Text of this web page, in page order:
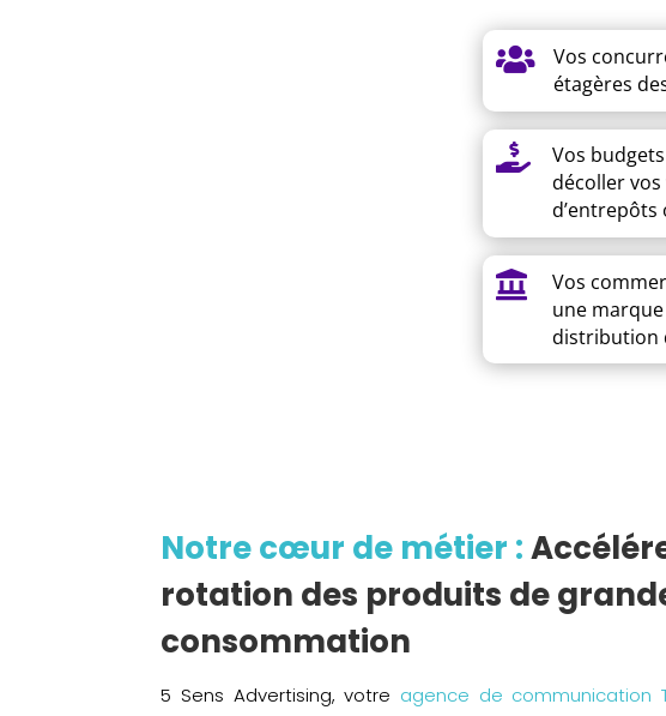

Vos
étagères

Vos
décoller
d’entrepôts

Vos
une
distribution
Notre cœur de métier :
rotation des produits de
consommation
5 Sens Advertising, votre agence de communication